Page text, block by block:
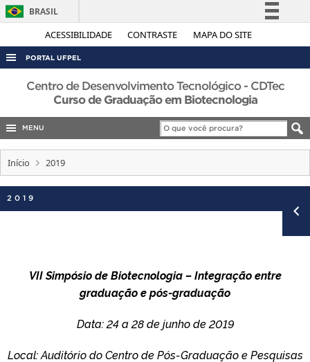
ACESSIBILIDADE CONTRASTE MAPA DO SITE
BRASIL
Simplifique!
Acesso à informação
Legislação
Canais
PORTAL UFPEL
ACESSO À INFORMAÇÃO
AUDITORIA
COBALTO
CONCURSOS
EDITAIS
INTERNACIONAL
Centro de Desenvolvimento Tecnológico - CDTec
Curso de Graduação em Biotecnologia
MENU
Início 2019
2019
VII Simpósio de Biotecnologia – Integração entre
graduação e pós-graduação
Data: 24 a 28 de junho de 2019
Local: Auditório do Centro de Pós-Graduação e Pesquisas